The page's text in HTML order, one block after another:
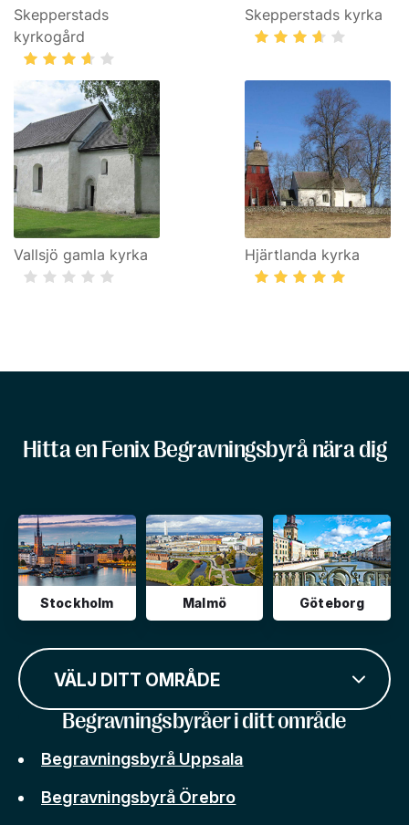
Skepperstads
kyrkogård
Skepperstads kyrka
Vallsjö gamla kyrka Hjärtlanda kyrka
Hitta en Fenix Begravningsbyrå nära dig
Stockholm Malmö Göteborg
VÄLJ DITT OMRÅDE
Begravningsbyråer i ditt område
Begravningsbyrå Uppsala
Begravningsbyrå Örebro